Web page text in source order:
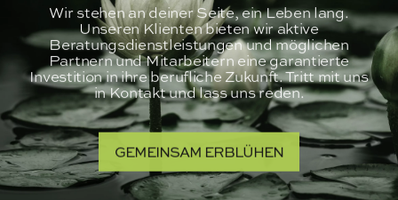
Wir stehen an deiner Seite, ein Leben lang.
Unseren Klienten bieten wir aktive
Beratungsdienstleistungen und möglichen
Partnern und Mitarbeitern eine garantierte
Investition in ihre berufliche Zukunft. Tritt mit uns
in Kontakt und lass uns reden.
GEMEINSAM ERBLÜHEN